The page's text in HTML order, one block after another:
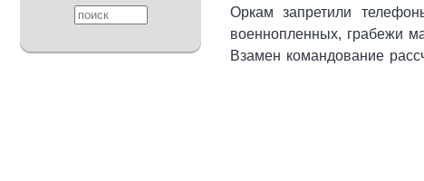
Оркам запретили
военнопленных, грабежи
Взамен командование